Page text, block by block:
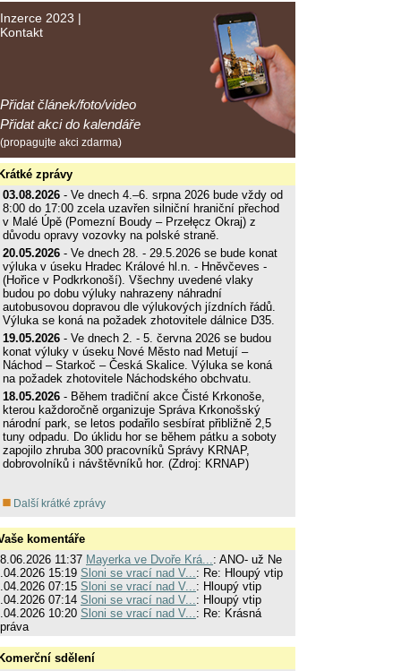
Inzerce 2023 |
Kontakt
Přidat článek/foto/video
Přidat akci do kalendáře
(propagujte akci zdarma)
Krátké zprávy
03.08.2026 - Ve dnech 4.–6. srpna 2026 bude vždy od
8:00 do 17:00 zcela uzavřen silniční hraniční přechod
v Malé Úpě (Pomezní Boudy – Przełęcz Okraj) z
důvodu opravy vozovky na polské straně.
20.05.2026 - Ve dnech 28. - 29.5.2026 se bude konat
výluka v úseku Hradec Králové hl.n. - Hněvčeves -
(Hořice v Podkrkonoší). Všechny uvedené vlaky
budou po dobu výluky nahrazeny náhradní
autobusovou dopravou dle výlukových jízdních řádů.
Výluka se koná na požadek zhotovitele dálnice D35.
19.05.2026 - Ve dnech 2. - 5. června 2026 se budou
konat výluky v úseku Nové Město nad Metují –
Náchod – Starkoč – Česká Skalice. Výluka se koná
na požadek zhotovitele Náchodského obchvatu.
18.05.2026 - Během tradiční akce Čisté Krkonoše,
kterou každoročně organizuje Správa Krkonošský
národní park, se letos podařilo sesbírat přibližně 2,5
tuny odpadu. Do úklidu hor se během pátku a soboty
zapojilo zhruba 300 pracovníků Správy KRNAP,
dobrovolníků i návštěvníků hor. (Zdroj: KRNAP)
Další krátké zprávy
komentáře
11:37 Mayerka ve Dvoře Krá...: ANO- už Ne
15:19 Sloni se vrací nad V...: Re: Hloupý vtip
07:15 Sloni se vrací nad V...: Hloupý vtip
07:14 Sloni se vrací nad V...: Hloupý vtip
10:20 Sloni se vrací nad V...: Re: Krásná
Komerční sdělení